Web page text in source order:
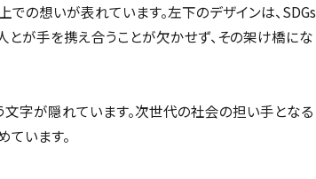
での想いが表れています。左下のデザインは、SDGs
とが手を携え合うことが欠かせず、その架け橋にな
文字が隠れています。次世代の社会の担い手となる
います。